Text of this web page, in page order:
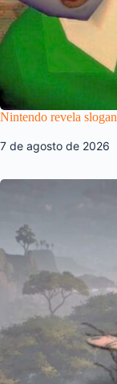
Nintendo revela
7 de agosto de 2026